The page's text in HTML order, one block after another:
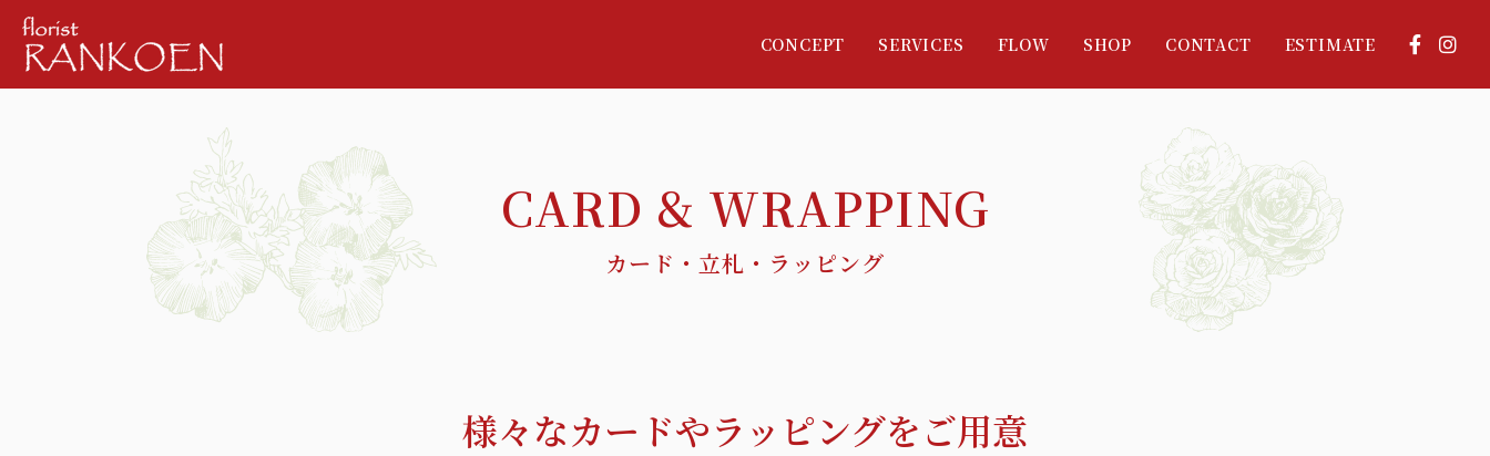
CONCEPT SERVICES
GIFT
ギフト
DECORATION
店舗・イベント装飾
FLOW SHOP CONTACT ESTIMATE
カード・立札・ラッピング
様々なカードやラッピングをご用意